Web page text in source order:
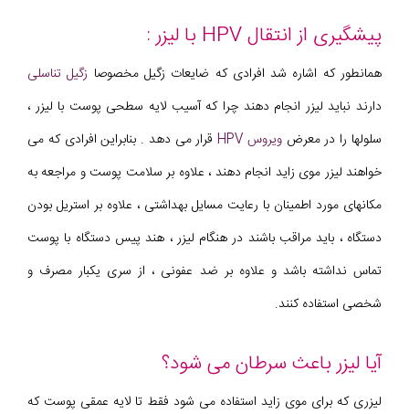
پیشگیری از انتقال HPV با لیزر :
همانطور که اشاره شد افرادی که ضایعات زگیل مخصوصا زگیل تناسلی
دارند نباید لیزر انجام دهند چرا که آسیب لایه سطحی پوست با لیزر ،
سلولها را در معرضویروس HPV
قرار می دهد . بنابراین افرادی که می
خواهند لیزر موی زاید انجام دهند ، علاوه بر سلامت پوست و مراجعه به
مکانهای مورد اطمینان با رعایت مسایل بهداشتی ، علاوه بر استریل بودن
دستگاه ، باید مراقب باشند در هنگام لیزر ، هند پیس دستگاه با پوست
تماس نداشته باشد و علاوه بر ضد عفونی ، از سری یکبار مصرف و
شخصی استفاده کنند.
آیا لیزر باعث سرطان می شود؟
لیزری که برای موی زاید استفاده می شود فقط تا لایه عمقی پوست که